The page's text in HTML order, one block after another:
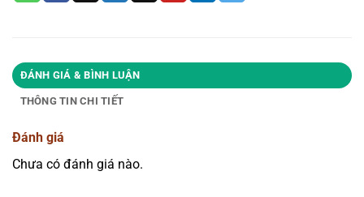
ĐÁNH GIÁ & BÌNH LUẬN
THÔNG TIN CHI TIẾT
Đánh giá
Chưa có đánh giá nào.